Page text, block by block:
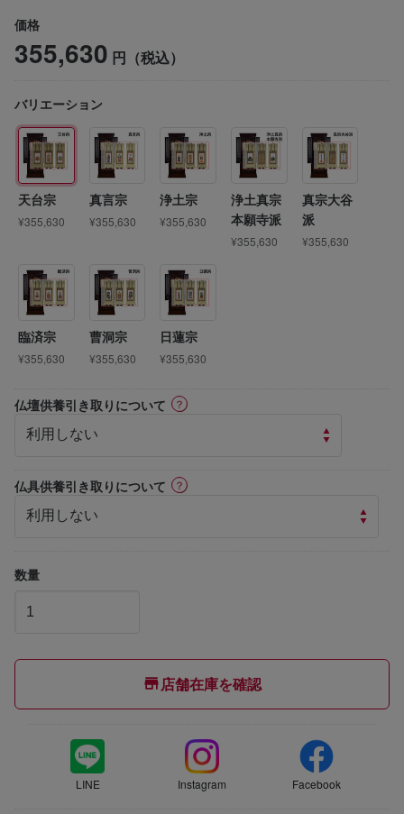
価格
355,630 円（税込）
バリエーション
天台宗
¥355,630
真言宗
¥355,630
浄土宗
¥355,630
浄土真宗
本願寺派
¥355,630
真宗大谷
派
¥355,630
臨済宗
¥355,630
曹洞宗
¥355,630
日蓮宗
¥355,630
仏壇供養引き取りについて ⓘ
仏具供養引き取りについて ⓘ
数量
店舗在庫を確認
LINE Instagram Facebook